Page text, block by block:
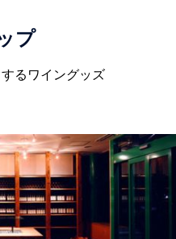
プ
るワイングッズ